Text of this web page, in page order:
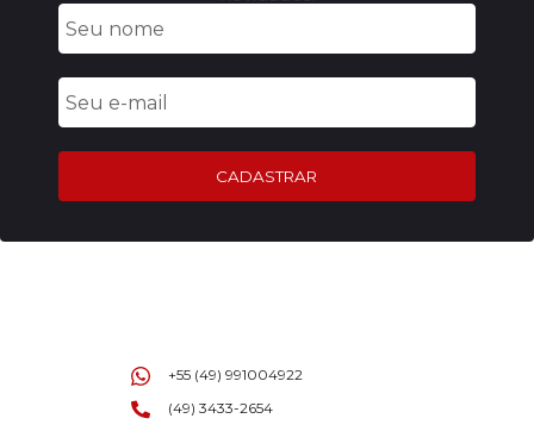
CADASTRAR
+55 (49) 991004922
(49) 3433-2654